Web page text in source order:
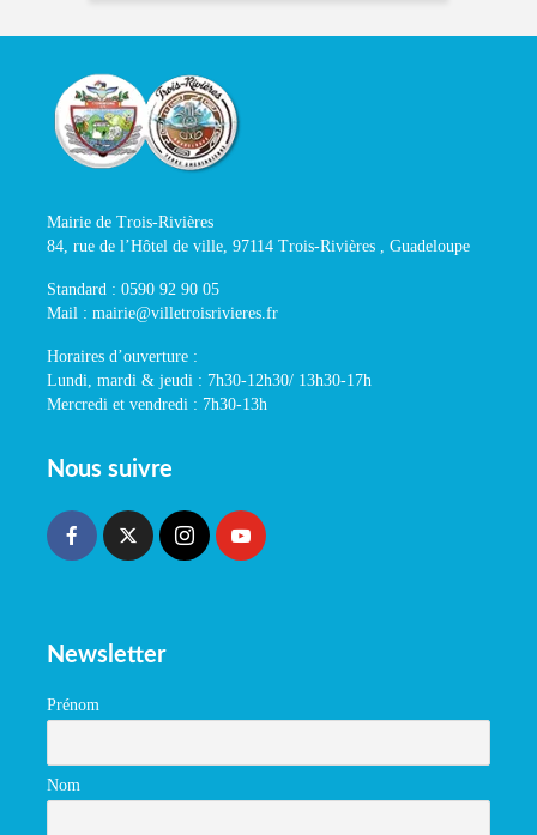
Mairie de Trois-Rivières
84, rue de l’Hôtel de ville, 97114 Trois-Rivières , Guadeloupe
Standard : 0590 92 90 05
Mail : mairie@villetroisrivieres.fr
Horaires d’ouverture :
Lundi, mardi & jeudi : 7h30-12h30/ 13h30-17h
Mercredi et vendredi : 7h30-13h
Nous suivre
Newsletter
Prénom
Nom